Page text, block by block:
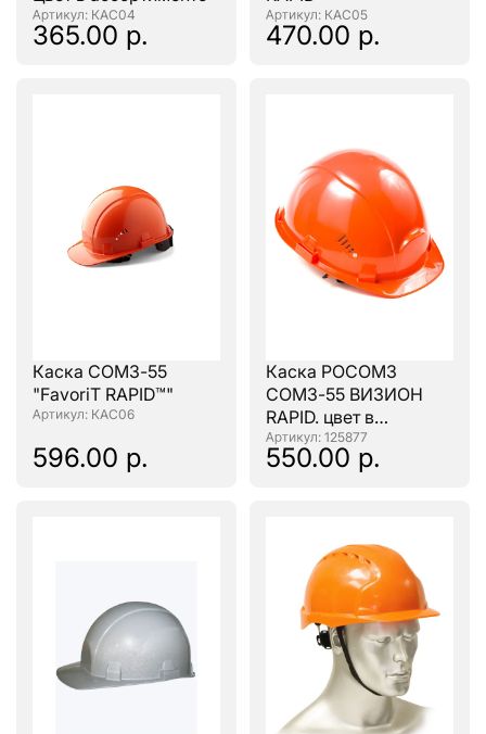
: КАС04
365.00 р.
: КАС05
470.00 р.
Каска СОМЗ-55
"FavoriT RAPID™"
: КАС06
596.00 р.
Каска РОСОМЗ
СОМЗ-55 ВИЗИОН
RAPID. цвет в
ассортименте.
: 125877
550.00 р.